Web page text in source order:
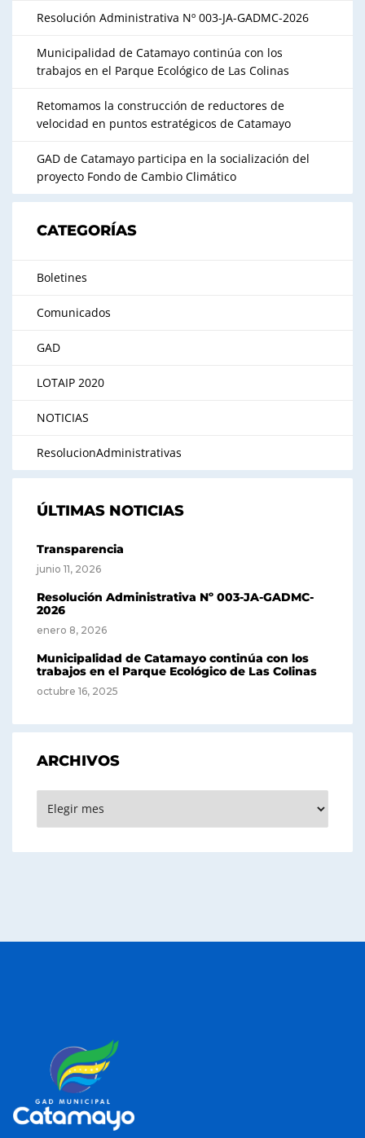
Resolución Administrativa Nº 003-JA-GADMC-2026
Municipalidad de Catamayo continúa con los
trabajos en el Parque Ecológico de Las Colinas
Retomamos la construcción de reductores de
velocidad en puntos estratégicos de Catamayo
GAD de Catamayo participa en la socialización del
proyecto Fondo de Cambio Climático
CATEGORÍAS
Boletines
Comunicados
GAD
LOTAIP 2020
NOTICIAS
ResolucionAdministrativas
ÚLTIMAS NOTICIAS
Transparencia
junio 11, 2026
Resolución Administrativa Nº 003-JA-GADMC-
2026
enero 8, 2026
Municipalidad de Catamayo continúa con los
trabajos en el Parque Ecológico de Las Colinas
octubre 16, 2025
ARCHIVOS